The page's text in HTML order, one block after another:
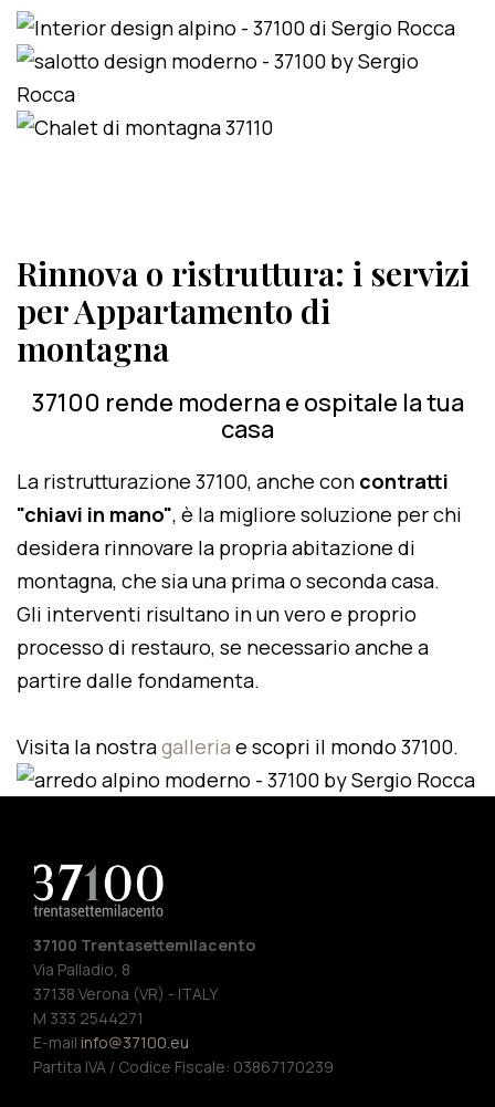
Rinnova o ristruttura: i servizi
per Appartamento di
montagna
37100 rende moderna e ospitale la tua
casa
La ristrutturazione 37100, anche con contratti
"chiavi in mano", è la migliore soluzione per chi
desidera rinnovare la propria abitazione di
montagna, che sia una prima o seconda casa.
Gli interventi risultano in un vero e proprio
processo di restauro, se necessario anche a
partire dalle fondamenta.
Visita la nostragalleria e scopri il mondo 37100.
37100 Trentasettemilacento
Via Palladio, 8
37138 Verona (VR) - ITALY
M 333 2544271
E-mail info@37100.eu
Partita IVA / Codice Fiscale: 03867170239